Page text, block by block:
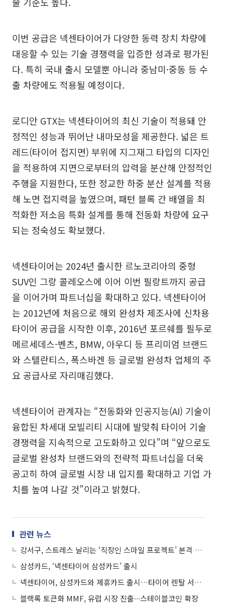
이번 공급은 넥센타이어가 다양한 동력 장치 차량에
대응할 수 있는 기술 경쟁력을 입증한 성과로 평가된
다. 특히 국내 출시 모델뿐 아니라 중남미·중동 등 수
출 차량에도 적용될 예정이다.
로디안 GTX는 넥센타이어의 최신 기술이 적용돼 안
정적인 성능과 뛰어난 내마모성을 제공한다. 넓은 트
레드(타이어 접지면) 부위에 지그재그 타입의 디자인
을 적용하여 지면으로부터의 압력을 분산해 안정적인
주행을 지원한다, 또한 정교한 하중 분산 설계를 적용
해 노면 접지력을 높였으며, 패턴 블록 간 배열을 최
적화한 저소음 특화 설계를 통해 전동화 차량에 요구
되는 정숙성도 확보했다.
넥센타이어는 2024년 출시한 르노코리아의 중형
SUV인 그랑 콜레오스에 이어 이번 필랑트까지 공급
을 이어가며 파트너십을 확대하고 있다. 넥센타이어
는 2012년에 처음으로 해외 완성차 제조사에 신차용
타이어 공급을 시작한 이후, 2016년 포르쉐를 필두로
메르세데스-벤츠, BMW, 아우디 등 프리미엄 브랜드
와 스텔란티스, 폭스바겐 등 글로벌 완성차 업체의 주
요 공급사로 자리매김했다.
넥센타이어 관계자는 “전동화와 인공지능(AI) 기술이
융합된 차세대 모빌리티 시대에 발맞춰 타이어 기술
경쟁력을 지속적으로 고도화하고 있다”며 “앞으로도
글로벌 완성차 브랜드와의 전략적 파트너십을 더욱
공고히 하여 글로벌 시장 내 입지를 확대하고 기업 가
치를 높여 나갈 것”이라고 밝혔다.
관련 뉴스
강서구, 스트레스 날리는 ‘직장인 스마일 프로젝트’ 본격 가동
삼성카드, ‘넥센타이어 삼성카드’ 출시
넥센타이어, 삼성카드와 제휴카드 출시…타이어 렌탈 서비스 강화
블랙록 토큰화 MMF, 유럽 시장 진출∙∙∙스테이블코인 확장